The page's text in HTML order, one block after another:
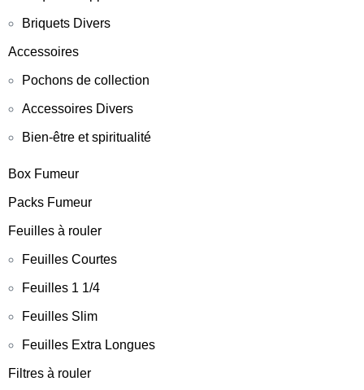
Briquets Divers
Accessoires
Pochons de collection
Accessoires Divers
Bien-être et spiritualité
Box Fumeur
Packs Fumeur
Feuilles à rouler
Feuilles Courtes
Feuilles 1 1/4
Feuilles Slim
Feuilles Extra Longues
Filtres à rouler